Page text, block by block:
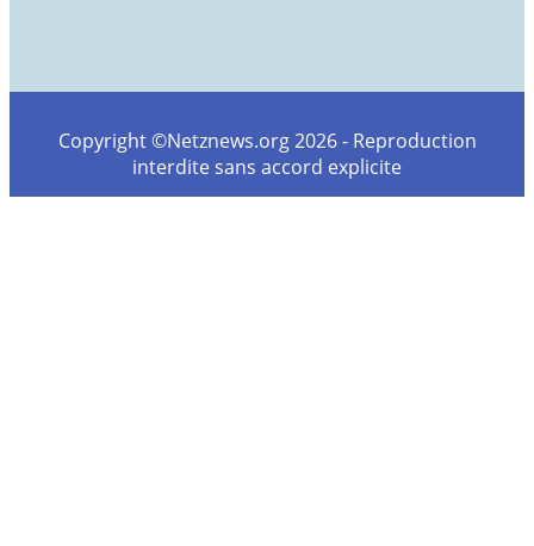
Copyright ©Netznews.org 2026 - Reproduction
interdite sans accord explicite